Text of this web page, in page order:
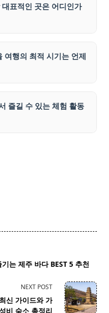
표적인 곳은 어디인가
여행의 최적 시기는 언제
즐길 수 있는 체험 활동
는 제주 바다 BEST 5 추천
NEXT POST
신 가이드와 가
비 숙소 총정리